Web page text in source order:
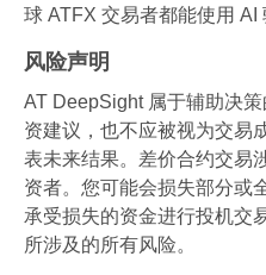
球 ATFX 交易者都能使用 AI
风险声明
AT DeepSight 属于辅助决
资建议，也不应被视为交易
表未来结果。差价合约交易
资者。您可能会损失部分或
承受损失的资金进行投机交
所涉及的所有风险。